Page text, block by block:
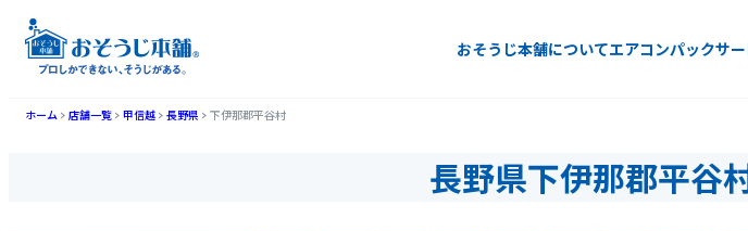
おそうじ本舗についてエアコンパックサ
ホーム 店舗一覧 甲信越 長野県 下伊那郡平谷村
長野県下伊那郡平谷